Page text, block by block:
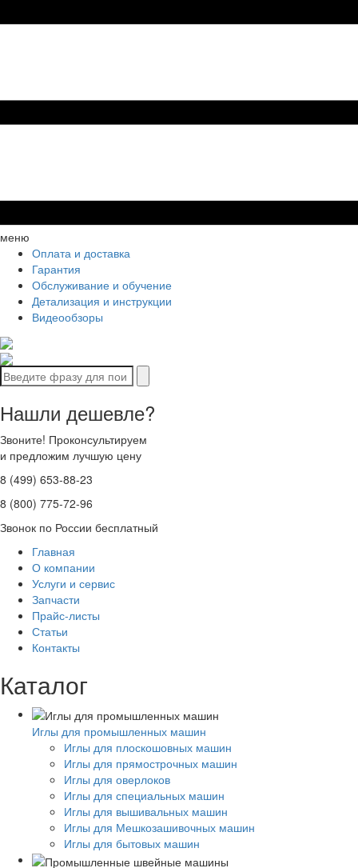
меню
Оплата и доставка
Гарантия
Обслуживание и обучение
Детализация и инструкции
Видеообзоры
Нашли дешевле?
Звоните! Проконсультируем
и предложим лучшую цену
8 (499) 653-88-23
8 (800) 775-72-96
Звонок по России бесплатный
Главная
О компании
Услуги и сервис
Запчасти
Прайс-листы
Статьи
Контакты
Каталог
Иглы для промышленных машин
Иглы для плоскошовных машин
Иглы для прямострочных машин
Иглы для оверлоков
Иглы для специальных машин
Иглы для вышивальных машин
Иглы для Мешкозашивочных машин
Иглы для бытовых машин